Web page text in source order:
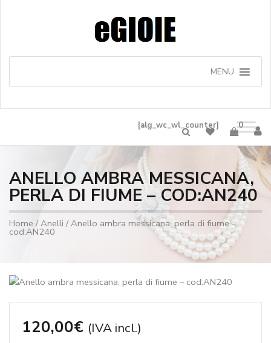
MENU
[alg_wc_wl_counter] 0
ANELLO AMBRA MESSICANA,
PERLA DI FIUME – COD:AN240
Home /Anelli / Anello ambra messicana, perla di fiume –
cod:AN240
120,00€ (IVA incl.)